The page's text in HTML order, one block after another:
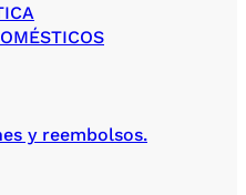
y reembolsos.